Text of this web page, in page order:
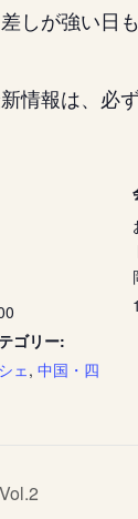
しが強い日
情報は、必
ゴリー:
ェ, 中国・四